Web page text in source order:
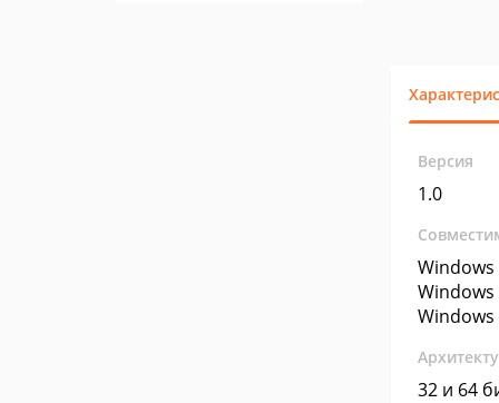
Версия
1.0
Windows
Windows
Windows
32 и 64